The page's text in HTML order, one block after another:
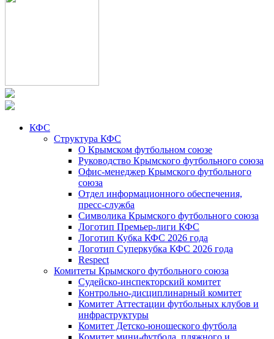
КФС
Структура КФС
О Крымском футбольном союзе
Руководство Крымского футбольного союза
Офис-менеджер Крымского футбольного
союза
Отдел информационного обеспечения,
пресс-служба
Символика Крымского футбольного союза
Логотип Премьер-лиги КФС
Логотип Кубка КФС 2026 года
Логотип Суперкубка КФС 2026 года
Respect
Комитеты Крымского футбольного союза
Судейско-инспекторский комитет
Контрольно-дисциплинарный комитет
Комитет Аттестации футбольных клубов и
инфраструктуры
Комитет Детско-юношеского футбола
Комитет мини-футбола, пляжного и